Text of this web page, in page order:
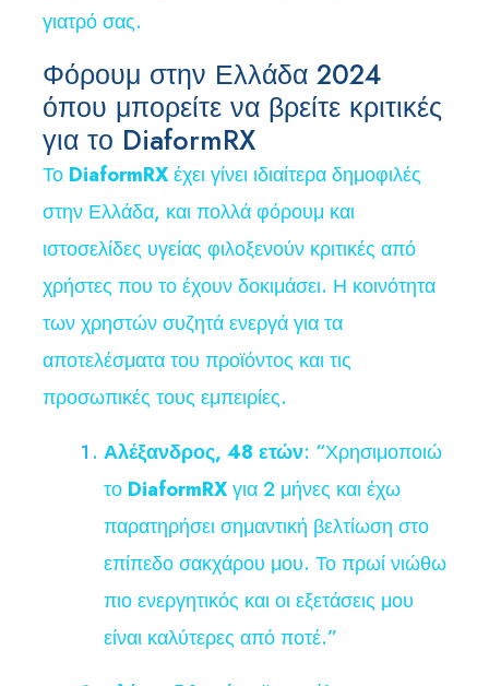
γιατρό σας.
Φόρουμ στην Ελλάδα 2024
όπου μπορείτε να βρείτε κριτικές
για το DiaformRX
Το DiaformRXέχει γίνει ιδιαίτερα δημοφιλές
στην Ελλάδα, και πολλά φόρουμ και
ιστοσελίδες υγείας φιλοξενούν κριτικές από
χρήστες που το έχουν δοκιμάσει. Η κοινότητα
των χρηστών συζητά ενεργά για τα
αποτελέσματα του προϊόντος και τις
προσωπικές τους εμπειρίες.
Αλέξανδρος, 48 ετών: “Χρησιμοποιώ
το DiaformRXγια 2 μήνες και έχω
παρατηρήσει σημαντική βελτίωση στο
επίπεδο σακχάρου μου. Το πρωί νιώθω
πιο ενεργητικός και οι εξετάσεις μου
είναι καλύτερες από ποτέ.”